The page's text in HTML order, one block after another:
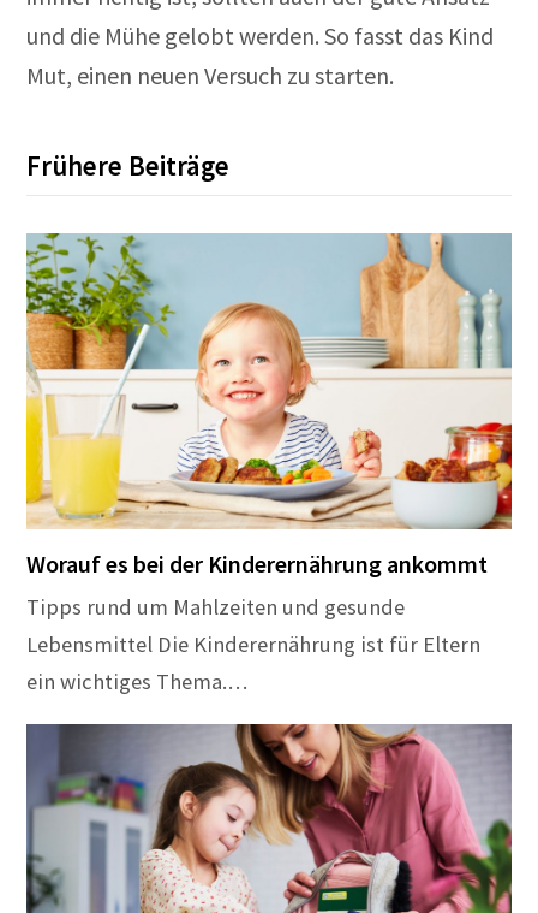
und die Mühe gelobt werden. So fasst das Kind
Mut, einen neuen Versuch zu starten.
Frühere Beiträge
Worauf es bei der Kinderernährung ankommt
Tipps rund um Mahlzeiten und gesunde
Lebensmittel Die Kinderernährung ist für Eltern
ein wichtiges Thema.…